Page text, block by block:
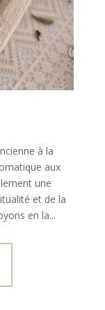
à la
aux
une
et de la
en la...